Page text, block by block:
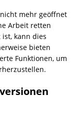
mehr geöffnet
Arbeit retten
ist, kann dies
bieten
Funktionen, um